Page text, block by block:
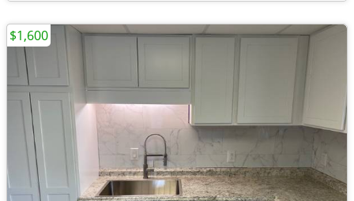
$1,600